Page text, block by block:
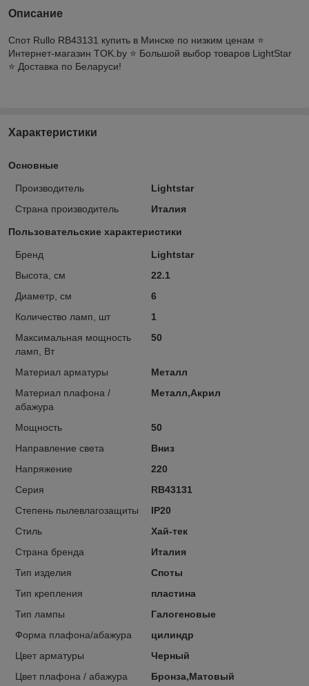
Описание
Спот Rullo RB43131 купить в Минске по низким ценам ⭐️
Интернет-магазин TOK.by ⭐️ Большой выбор товаров LightStar
⭐️ Доставка по Беларуси!
Характеристики
Основные
Производитель
Lightstar
Страна производитель
Италия
Пользовательские характеристики
Бренд
Lightstar
Высота, см
22.1
Диаметр, см
6
Количество ламп, шт
1
Максимальная мощность
ламп, Вт
50
Материал арматуры
Металл
Материал плафона /
абажура
Металл,Акрил
Мощность
50
Направление света
Вниз
Напряжение
220
Серия
RB43131
Степень пылевлагозащиты
IP20
Стиль
Хай-тек
Страна бренда
Италия
Тип изделия
Споты
Тип крепления
пластина
Тип лампы
Галогеновые
Форма плафона/абажура
цилиндр
Цвет арматуры
Черный
Цвет плафона / абажура
Бронза,Матовый